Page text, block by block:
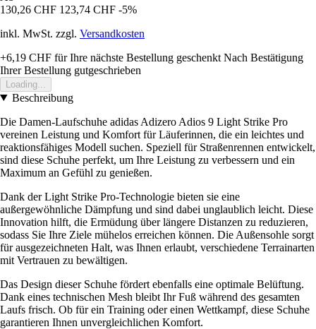
130,26 CHF 123,74 CHF -5%
inkl. MwSt. zzgl. Versandkosten
+6,19 CHF für Ihre nächste Bestellung geschenkt Nach Bestätigung
Ihrer Bestellung gutgeschrieben
Loading...
Beschreibung
Die Damen-Laufschuhe adidas Adizero Adios 9 Light Strike Pro
vereinen Leistung und Komfort für Läuferinnen, die ein leichtes und
reaktionsfähiges Modell suchen. Speziell für Straßenrennen entwickelt,
sind diese Schuhe perfekt, um Ihre Leistung zu verbessern und ein
Maximum an Gefühl zu genießen.
Dank der Light Strike Pro-Technologie bieten sie eine
außergewöhnliche Dämpfung und sind dabei unglaublich leicht. Diese
Innovation hilft, die Ermüdung über längere Distanzen zu reduzieren,
sodass Sie Ihre Ziele mühelos erreichen können. Die Außensohle sorgt
für ausgezeichneten Halt, was Ihnen erlaubt, verschiedene Terrainarten
mit Vertrauen zu bewältigen.
Das Design dieser Schuhe fördert ebenfalls eine optimale Belüftung.
Dank eines technischen Mesh bleibt Ihr Fuß während des gesamten
Laufs frisch. Ob für ein Training oder einen Wettkampf, diese Schuhe
garantieren Ihnen unvergleichlichen Komfort.